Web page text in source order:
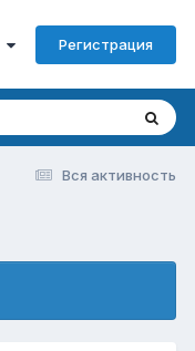
Регистрация
Вся активность